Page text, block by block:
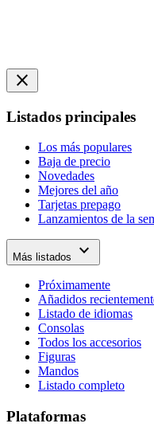
close
Listados principales
Los más populares
Baja de precio
Novedades
Mejores del año
Tarjetas prepago
Lanzamientos de la
Más listados expand_more
Próximamente
Añadidos
Listado de idiomas
Consolas
Todos los accesorios
Figuras
Mandos
Listado completo
Plataformas